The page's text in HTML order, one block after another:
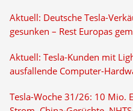
Aktuell: Deutsche Tesla-
gesunken – Rest Europas
Aktuell: Tesla-Kunden mit
ausfallende Computer-
Tesla-Woche 31/26: 10 Mio.